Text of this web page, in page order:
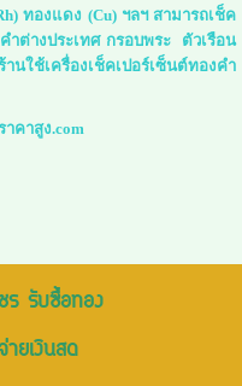
ทองแดง (Cu) ฯลฯ สามารถเช็ค
ำต่างประเทศ กรอบพระ ตัวเรือน
นใช้เครื่องเช็คเปอร์เซ็นต์ทองคำ
คาสูง.com
ร รับซื้อทอง
ยเงินสด